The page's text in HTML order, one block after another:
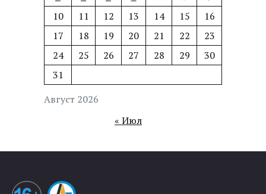
Август 2026
10
11 12 13 14 15
16
17
18 19 20 21 22
23
24
25 26 27 28 29
30
31
« Июл